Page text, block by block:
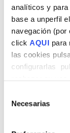
analíticos y
base a unperfil
navegación (por
click AQUI para
las cookies
configurarlas
Necesarias